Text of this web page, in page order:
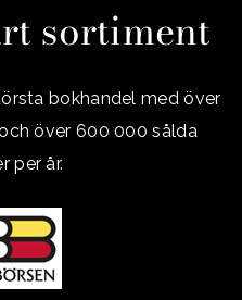
sortiment
bokhandel med över
över 600 000 sålda
per år.